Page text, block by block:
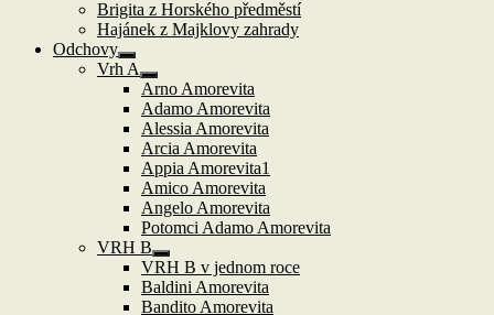
Brigita z Horského předměstí
Hajánek z Majklovy zahrady
Odchovy
Zobrazit
podřazené
položky
Vrh A
Zobrazit
podřazené
položky
Arno Amorevita
Adamo Amorevita
Alessia Amorevita
Arcia Amorevita
Appia Amorevita1
Amico Amorevita
Angelo Amorevita
Potomci Adamo Amorevita
VRH B
Zobrazit
podřazené
položky
VRH B v jednom roce
Baldini Amorevita
Bandito Amorevita